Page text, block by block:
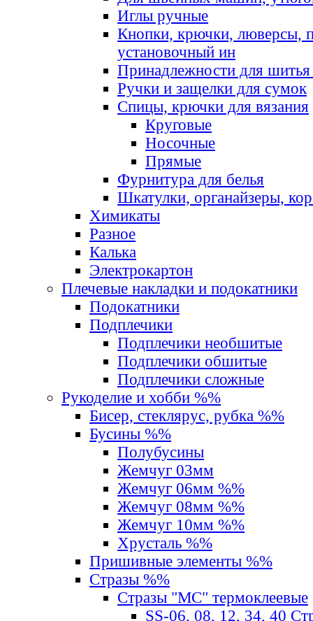
Иглы ручные
Кнопки, крючки, люверсы,
установочный ин
Принадлежности для шитья
Ручки и защелки для сумок
Спицы, крючки для вязания
Круговые
Носочные
Прямые
Фурнитура для белья
Шкатулки, органайзеры,
Химикаты
Разное
Калька
Электрокартон
Плечевые накладки и подокатники
Подокатники
Подплечики
Подплечики необшитые
Подплечики обшитые
Подплечики сложные
Рукоделие и хобби %%
Бисер, стеклярус, рубка %%
Бусины %%
Полубусины
Жемчуг 03мм
Жемчуг 06мм %%
Жемчуг 08мм %%
Жемчуг 10мм %%
Хрусталь %%
Пришивные элементы %%
Стразы %%
Стразы "MС" термоклеевые
SS-06, 08, 12, 34, 40